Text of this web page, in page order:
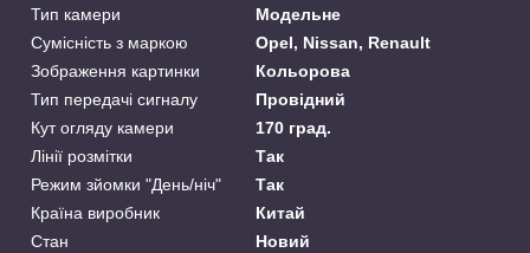
Тип камери
Модельне
Сумісність з маркою
Opel, Nissan, Renault
Зображення картинки
Кольорова
Тип передачі сигналу
Провідний
Кут огляду камери
170 град.
Лінії розмітки
Так
Режим зйомки "День/ніч"
Так
Країна виробник
Китай
Стан
Новий